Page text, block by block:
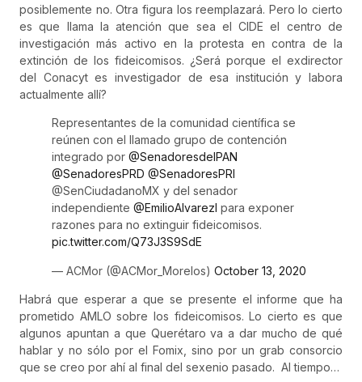
posiblemente no. Otra figura los reemplazará. Pero lo cierto
es que llama la atención que sea el CIDE el centro de
investigación más activo en la protesta en contra de la
extinción de los fideicomisos. ¿Será porque el exdirector
del Conacyt es investigador de esa institución y labora
actualmente allí?
Representantes de la comunidad científica se
reúnen con el llamado grupo de contención
integrado por @SenadoresdelPAN
@SenadoresPRD @SenadoresPRI
@SenCiudadanoMX y del senador
independiente @EmilioAlvarezI para exponer
razones para no extinguir fideicomisos.
pic.twitter.com/Q73J3S9SdE
— ACMor (@ACMor_Morelos) October 13, 2020
Habrá que esperar a que se presente el informe que ha
prometido AMLO sobre los fideicomisos. Lo cierto es que
algunos apuntan a que Querétaro va a dar mucho de qué
hablar y no sólo por el Fomix, sino por un grab consorcio
que se creo por ahí al final del sexenio pasado. Al tiempo…